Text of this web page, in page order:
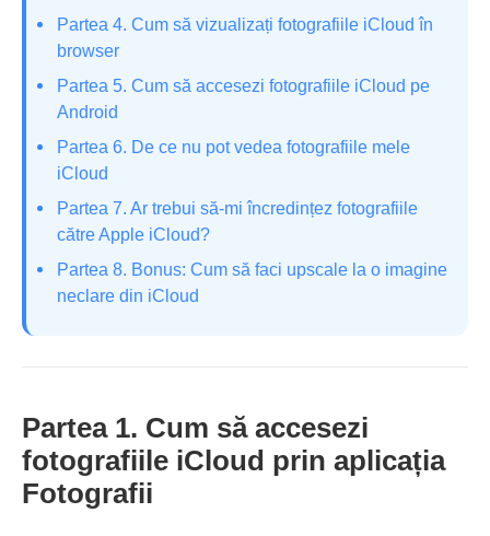
Partea 4. Cum să vizualizați fotografiile iCloud în
browser
Partea 5. Cum să accesezi fotografiile iCloud pe
Android
Partea 6. De ce nu pot vedea fotografiile mele
iCloud
Partea 7. Ar trebui să-mi încredințez fotografiile
către Apple iCloud?
Partea 8. Bonus: Cum să faci upscale la o imagine
neclare din iCloud
Partea 1. Cum să accesezi
fotografiile iCloud prin aplicația
Fotografii